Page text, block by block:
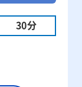
30分